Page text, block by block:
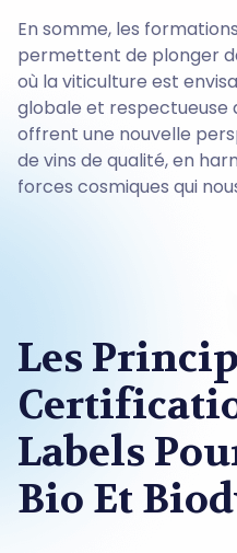
En somme, les
permettent de plonger
où la viticulture est
globale et respectueuse
offrent une nouvelle
de vins de qualité, en
forces cosmiques qui
Les
Labels
Bio Et